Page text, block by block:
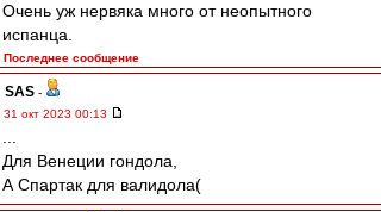
Очень уж нервяка много от неопытного
испанца.
Последнее сообщение
SAS -
31 окт 2023 00:13
Для Венеции гондола,
А Спартак для валидола(